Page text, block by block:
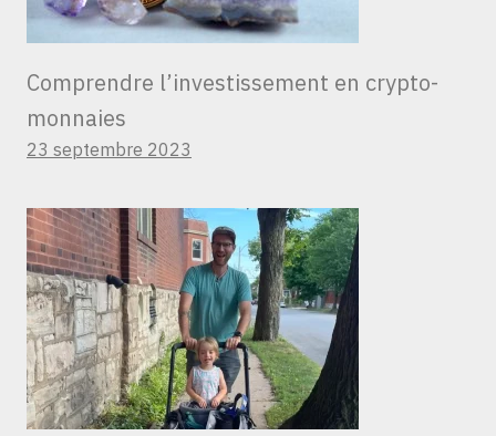
Comprendre l’investissement en crypto-
monnaies
23 septembre 2023